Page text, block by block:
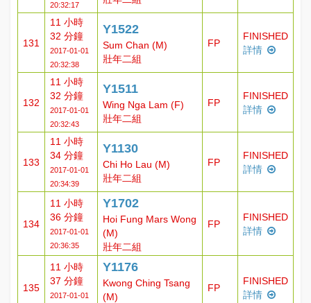
20:32:17
131
11 小時
32 分鐘
2017-01-01
20:32:38
Y1522
Sum Chan (M)
壯年二組
FP
FINISHED
詳情
132
11 小時
32 分鐘
2017-01-01
20:32:43
Y1511
Wing Nga Lam (F)
壯年二組
FP
FINISHED
詳情
133
11 小時
34 分鐘
2017-01-01
20:34:39
Y1130
Chi Ho Lau (M)
壯年二組
FP
FINISHED
詳情
134
11 小時
36 分鐘
2017-01-01
20:36:35
Y1702
Hoi Fung Mars Wong
(M)
壯年二組
FP
FINISHED
詳情
135
11 小時
37 分鐘
2017-01-01
Y1176
Kwong Ching Tsang
(M)
FP
FINISHED
詳情